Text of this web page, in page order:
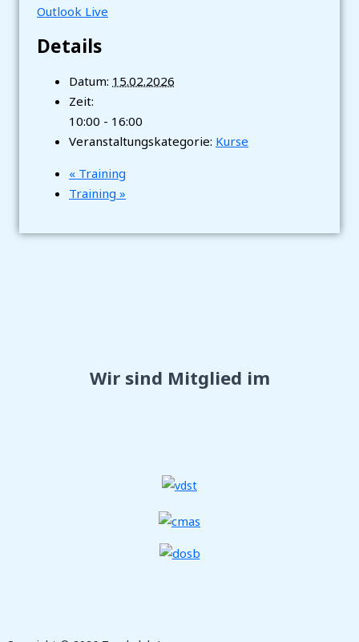
Outlook Live
Details
Datum: 15.02.2026
Zeit:
10:00 - 16:00
Veranstaltungskategorie: Kurse
« Training
Training »
Wir sind Mitglied im